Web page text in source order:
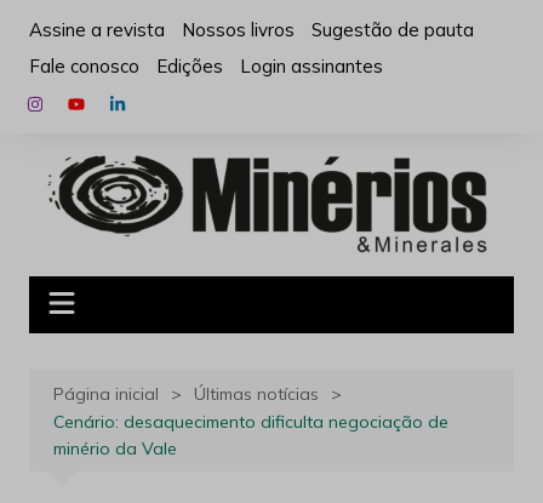
para
conteúdo
Assine a revista Nossos livros
Sugestão de pauta
Fale conosco
Edições Login assinantes
Página inicial
Últimas notícias
Cenário: desaquecimento dificulta negociação de
minério da Vale